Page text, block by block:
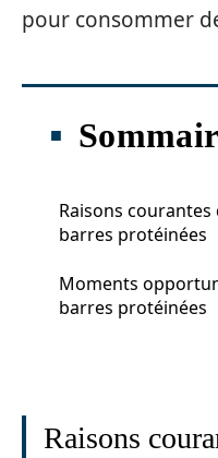
pour consommer
Raisons
barres protéinées
Moments
barres protéinées
Raisons